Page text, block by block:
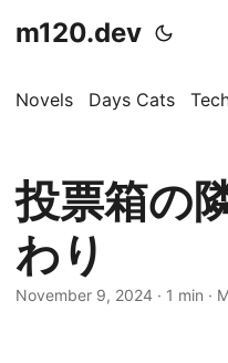
m120.dev
Novels Days Cats
投票箱の
わり
November 9, 2024 · 1 min ·